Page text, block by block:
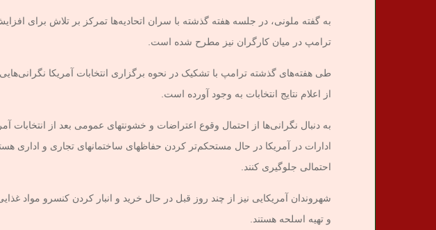
به گفته ملونی، در جلسه‌ هفته گذشته با سران اتحادیه‌ها تمرکز بر تلاش برای
ترامپ در میان کارگران نیز مطرح شده است.
طی هفته‌های گذشته ترامپ با تشکیک در نحوه برگزاری انتخابات آمریکا نگرانی‌هایی
از اعلام نتایج انتخابات به وجود آورده است.
به دنبال نگرانی‌ها از احتمال وقوع اعتراضات و خشونتهای عمومی بعد از انتخابات
ادارات در آمریکا در حال مستحکم‌تر کردن حفاظهای ساختمانهای تجاری و اداری
احتمالی جلوگیری کنند.
شهروندان آمریکایی نیز از چند روز قبل در حال خرید و انبار کردن کنسرو مواد
و تهیه اسلحه هستند.